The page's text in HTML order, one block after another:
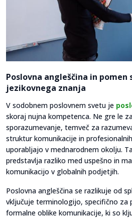
Poslovna angleščina in
jezikovnega znanja
V sodobnem poslovnem svetu je
skoraj nujna kompetenca. Ne gre le
sporazumevanje, temveč za
struktur komunikacije in
uporabljajo v mednarodnem okolju.
predstavlja razliko med uspešno in
komunikacijo v globalnih podjetjih.
Poslovna angleščina se razlikuje od
vključuje terminologijo, specifično za
formalne oblike komunikacije, ki so